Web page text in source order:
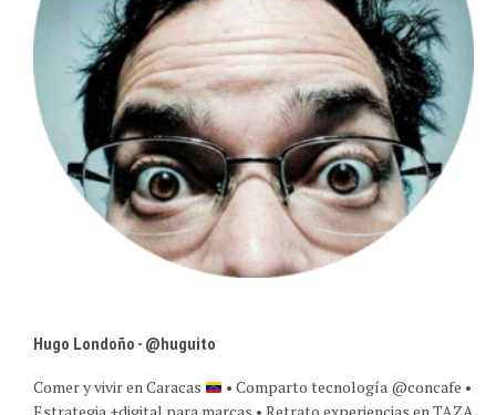
Hugo Londoño - @huguito
Comer y vivir en Caracas
• Comparto tecnología @concafe •
Estrategia +digital para marcas • Retrato experiencias en TAZA